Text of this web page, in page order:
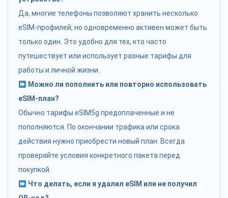
Да, многие телефоны позволяют хранить несколько
eSIM-профилей, но одновременно активен может быть
только один. Это удобно для тех, кто часто
путешествует или использует разные тарифы для
работы и личной жизни.
Можно ли пополнить или повторно использовать
eSIM-план?
Обычно тарифы eSIM5g предоплаченные и не
пополняются. По окончании трафика или срока
действия нужно приобрести новый план. Всегда
проверяйте условия конкретного пакета перед
покупкой.
Что делать, если я удалил eSIM или не получил